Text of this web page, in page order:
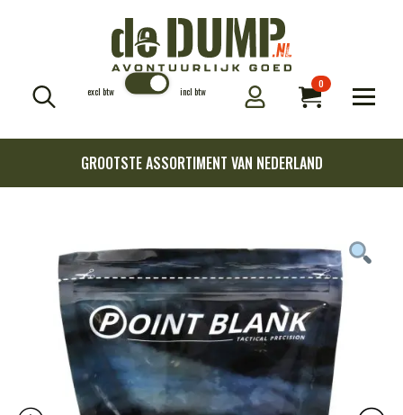
excl btw incl btw
0
GROOTSTE ASSORTIMENT VAN NEDERLAND